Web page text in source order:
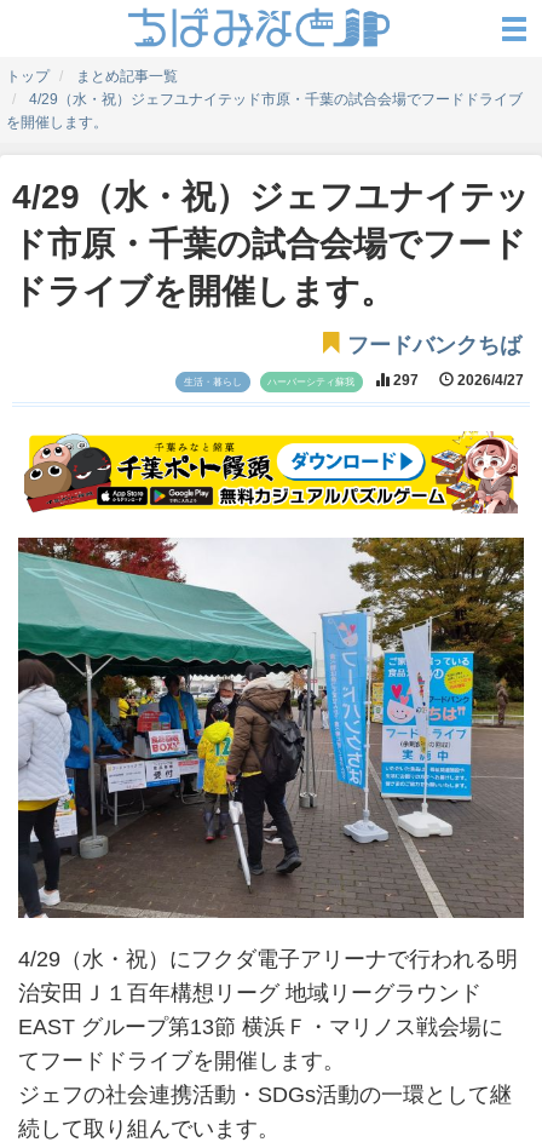
トップ
まとめ記事一覧
4/29（水・祝）ジェフユナイテッド市原・千葉の試合会場でフードドライブ
を開催します。
4/29（水・祝）ジェフユナイテッ
ド市原・千葉の試合会場でフード
ドライブを開催します。
フードバンクちば
生活・暮らし ハーバーシティ蘇我 297 2026/4/27
4/29（水・祝）にフクダ電子アリーナで行われる明
治安田Ｊ１百年構想リーグ 地域リーグラウンド
EAST グループ第13節 横浜Ｆ・マリノス戦会場に
てフードドライブを開催します。
ジェフの社会連携活動・SDGs活動の一環として継
続して取り組んでいます。